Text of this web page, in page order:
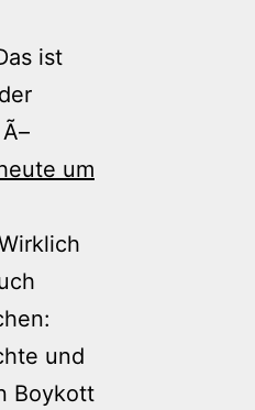
ist
um
und
Boykott